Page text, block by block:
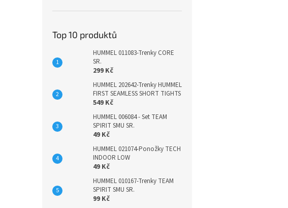
Top 10 produktů
HUMMEL 011083-Trenky CORE
SR.
299 Kč
HUMMEL 202642-Trenky HUMMEL
FIRST SEAMLESS SHORT TIGHTS
549 Kč
HUMMEL 006084 - Set TEAM
SPIRIT SMU SR.
49 Kč
HUMMEL 021074-Ponožky TECH
INDOOR LOW
49 Kč
HUMMEL 010167-Trenky TEAM
SPIRIT SMU SR.
99 Kč